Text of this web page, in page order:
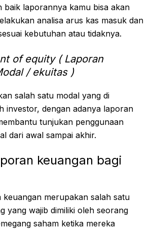
baik laporannya kamu bisa akan
analisa arus kas masuk dan
kebutuhan atau tidaknya.
of equity ( Laporan
/ ekuitas )
salah satu modal yang di
investor, dengan adanya laporan
tunjukan penggunaan
dari awal sampai akhir.
keuangan bagi
merupakan salah satu
yang wajib dimiliki oleh seorang
saham ketika mereka